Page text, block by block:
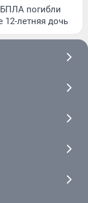
погибли
12-летняя дочь